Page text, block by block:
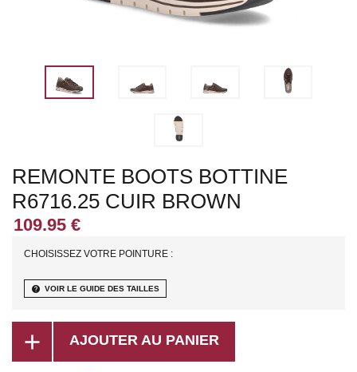
REMONTE BOOTS BOTTINE
R6716.25 CUIR BROWN
CHOISISSEZ VOTRE POINTURE :
help VOIR LE GUIDE DES TAILLES
add AJOUTER AU PANIER